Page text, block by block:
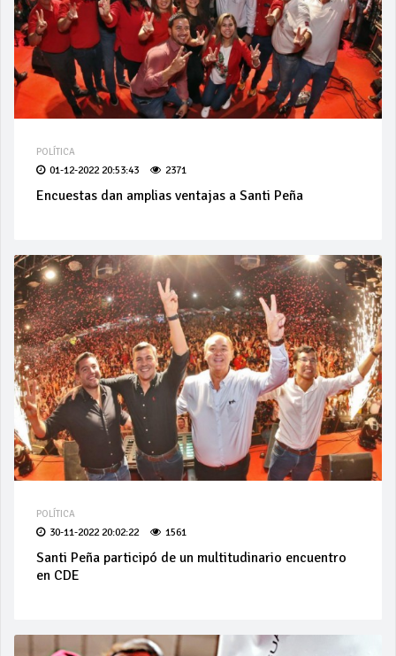
POLÍTICA
01-12-2022 20:53:43 2371
Encuestas dan amplias ventajas a Santi Peña
POLÍTICA
30-11-2022 20:02:22 1561
Santi Peña participó de un multitudinario encuentro
en CDE